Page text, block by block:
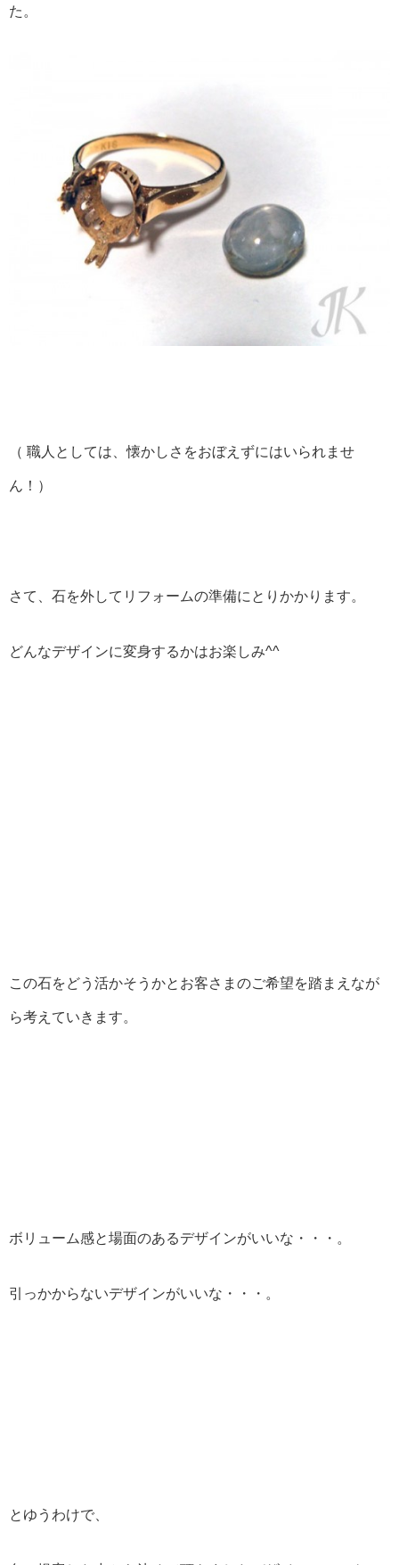
た。
（ 職人としては、懐かしさをおぼえずにはいられませ
ん！）
さて、石を外してリフォームの準備にとりかかります。
どんなデザインに変身するかはお楽しみ^^
この石をどう活かそうかとお客さまのご希望を踏まえなが
ら考えていきます。
ボリューム感と場面のあるデザインがいいな・・・。
引っかからないデザインがいいな・・・。
とゆうわけで、